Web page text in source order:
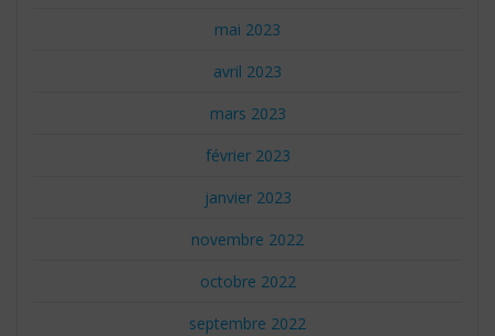
mai 2023
avril 2023
mars 2023
février 2023
janvier 2023
novembre 2022
octobre 2022
septembre 2022